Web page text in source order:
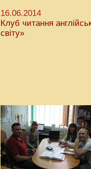
16.06.2014
Клуб читання
світу»